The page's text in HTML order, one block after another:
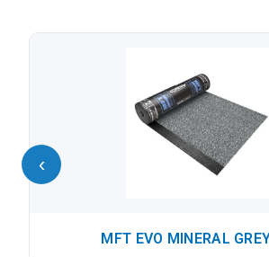
‹
MFT EVO MINERAL